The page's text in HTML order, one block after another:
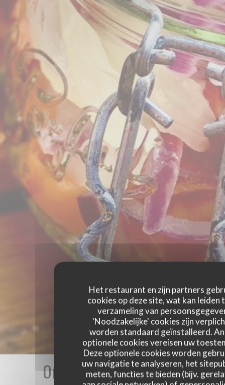
Het restaurant en zijn partners
cookies op deze site, wat kan leiden
verzameling van
'Noodzakelijke' cookies zijn
worden standaard geïnstalleerd.
optionele cookies vereisen uw
Deze optionele cookies worden
uw navigatie te analyseren, het
meten, functies te bieden (bijv.
Onze gastbeoordelingen